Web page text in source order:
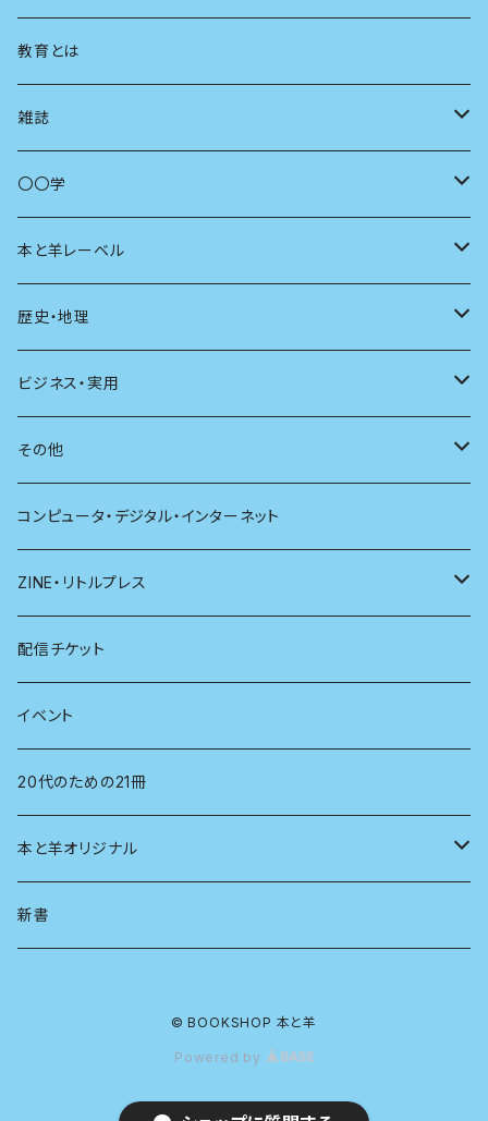
まちづくり
コミュニティ
商いとは
教育とは
雑誌
母の友
ユリイカ
現代思想
新潮
別冊太陽
〇〇学
動物
自然
科学
社会
哲学
医学
看護学
心理学
経営学
言語学
法律
人類学
本と羊レーベル
電子版（EPub）
電子版（PDF）
歴史・地理
歴史
地理
ビジネス・実用
雷鳥社辞典シリーズ
その他
珈琲
雑貨
コンピュータ・デジタル・インターネット
ZINE・リトルプレス
電子版（EPub）
電子版（PDF）
配信チケット
イベント
20代のための21冊
本と羊オリジナル
アロマスプレー
新書
© BOOKSHOP 本と羊
Powered by